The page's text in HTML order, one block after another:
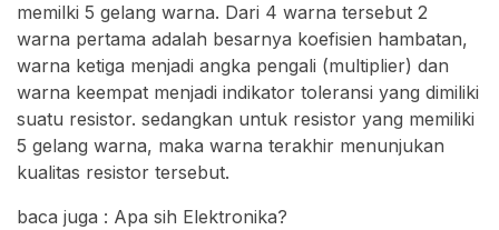
memilki 5 gelang warna. Dari 4 warna tersebut 2
warna pertama adalah besarnya koefisien hambatan,
warna ketiga menjadi angka pengali (multiplier) dan
warna keempat menjadi indikator toleransi yang dimiliki
suatu resistor. sedangkan untuk resistor yang memiliki
5 gelang warna, maka warna terakhir menunjukan
kualitas resistor tersebut.
baca juga : Apa sih Elektronika?